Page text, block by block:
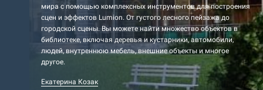
мира с помощью комплексных инструментов для построения
сцен и эффектов Lumion. От густого лесного пейзажа до
городской сцены. Вы можете найти множество объектов в
библиотеке, включая деревья и кустарники, автомобили,
людей, внутреннюю мебель, внешние объекты и многое
другое.
Екатерина Козак